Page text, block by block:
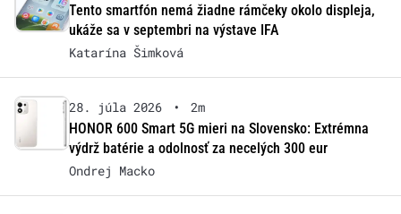
Tento smartfón nemá žiadne rámčeky okolo displeja,
ukáže sa v septembri na výstave IFA
Katarína Šimková
28. júla 2026 •
2m
HONOR 600 Smart 5G mieri na Slovensko: Extrémna
výdrž batérie a odolnosť za necelých 300 eur
Ondrej Macko